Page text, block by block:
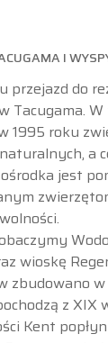
I
przejazd do
Tacugama.
1995 roku
a
jest
wioskę
zbudowano
z XIX
Kent